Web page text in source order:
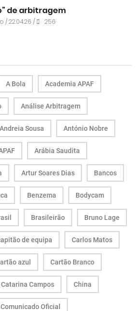
de arbitragem
/ 22.04.26 / 256
A Bola Academia APAF
Análise Arbitragem
Andreia Sousa António Nobre
Arábia Saudita
Artur Soares Dias Bancos
Benzema Bodycam
Brasileirão Bruno Lage
de equipa Carlos Matos
azul Cartão Branco
Catarina Campos China
Comunicado Oficial